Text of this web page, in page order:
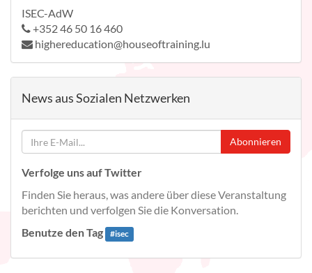
ISEC-AdW
+352 46 50 16 460
highereducation@houseoftraining.lu
News aus Sozialen Netzwerken
Abonnieren
Verfolge uns auf Twitter
Finden Sie heraus, was andere über diese Veranstaltung
berichten und verfolgen Sie die Konversation.
Benutze den Tag
#isec